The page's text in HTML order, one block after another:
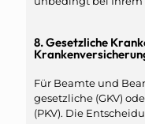
8. Gesetzliche
Für Beamte und
gesetzliche (GKV)
(PKV). Die